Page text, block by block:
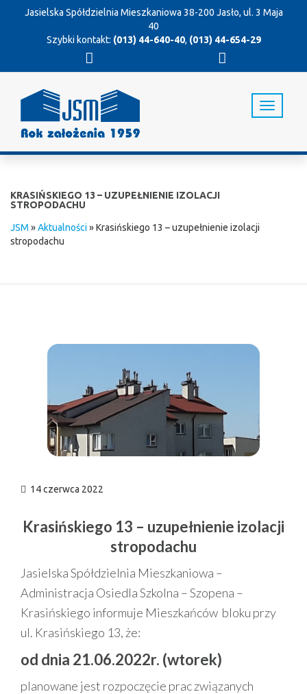
Jasielska Spółdzielnia Mieszkaniowa 38-200 Jasło, ul. 3 Maja
40
Szybki kontakt: (013) 44-640-40, (013) 44-654-29
T
o
i
KRASIŃSKIEGO 13 – UZUPEŁNIENIE IZOLACJI
STROPODACHU
JSM »Aktualności»Krasińskiego 13 – uzupełnienie izolacji
stropodachu
14 czerwca 2022
Krasińskiego 13 – uzupełnienie izolacji
stropodachu
Jasielska Spółdzielnia Mieszkaniowa –
Administracja Osiedla Szkolna – Szopena –
Krasińskiego informuje Mieszkańców bloku przy
ul. Krasińskiego 13, że:
od dnia 21.06.2022r. (wtorek)
planowane jest rozpoczęcie prac związanych